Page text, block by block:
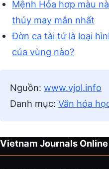
Mệnh Hỏa hợp màu
thủy may mắn nhất
Đờn ca tài tử là loại
của vùng nào?
Nguồn: www.vjol.info
Danh mục: Văn hóa
Vietnam Journals Online